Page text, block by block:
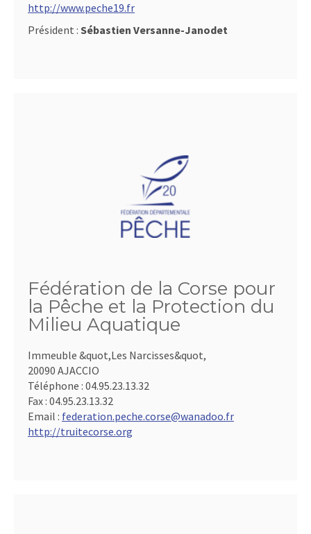
http://www.peche19.fr
Président : Sébastien Versanne-Janodet
Fédération de la Corse pour
la Pêche et la Protection du
Milieu Aquatique
Immeuble &quot,Les Narcisses&quot,
20090 AJACCIO
Téléphone : 04.95.23.13.32
Fax : 04.95.23.13.32
Email : federation.peche.corse@wanadoo.fr
http://truitecorse.org